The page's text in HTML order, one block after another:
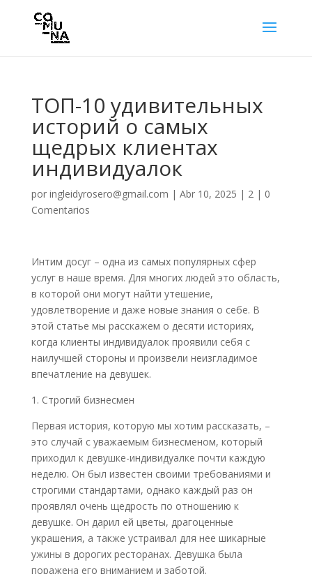
ТОП-10 удивительных
историй о самых
щедрых клиентах
индивидуалок
por ingleidyrosero@gmail.com | Abr 10, 2025 | 2| 0
Comentarios
Интим досуг – одна из самых популярных сфер
услуг в наше время. Для многих людей это область,
в которой они могут найти утешение,
удовлетворение и даже новые знания о себе. В
этой статье мы расскажем о десяти историях,
когда клиенты индивидуалок проявили себя с
наилучшей стороны и произвели неизгладимое
впечатление на девушек.
1. Строгий бизнесмен
Первая история, которую мы хотим рассказать, –
это случай с уважаемым бизнесменом, который
приходил к девушке-индивидуалке почти каждую
неделю. Он был известен своими требованиями и
строгими стандартами, однако каждый раз он
проявлял очень щедрость по отношению к
девушке. Он дарил ей цветы, драгоценные
украшения, а также устраивал для нее шикарные
ужины в дорогих ресторанах. Девушка была
поражена его вниманием и заботой.